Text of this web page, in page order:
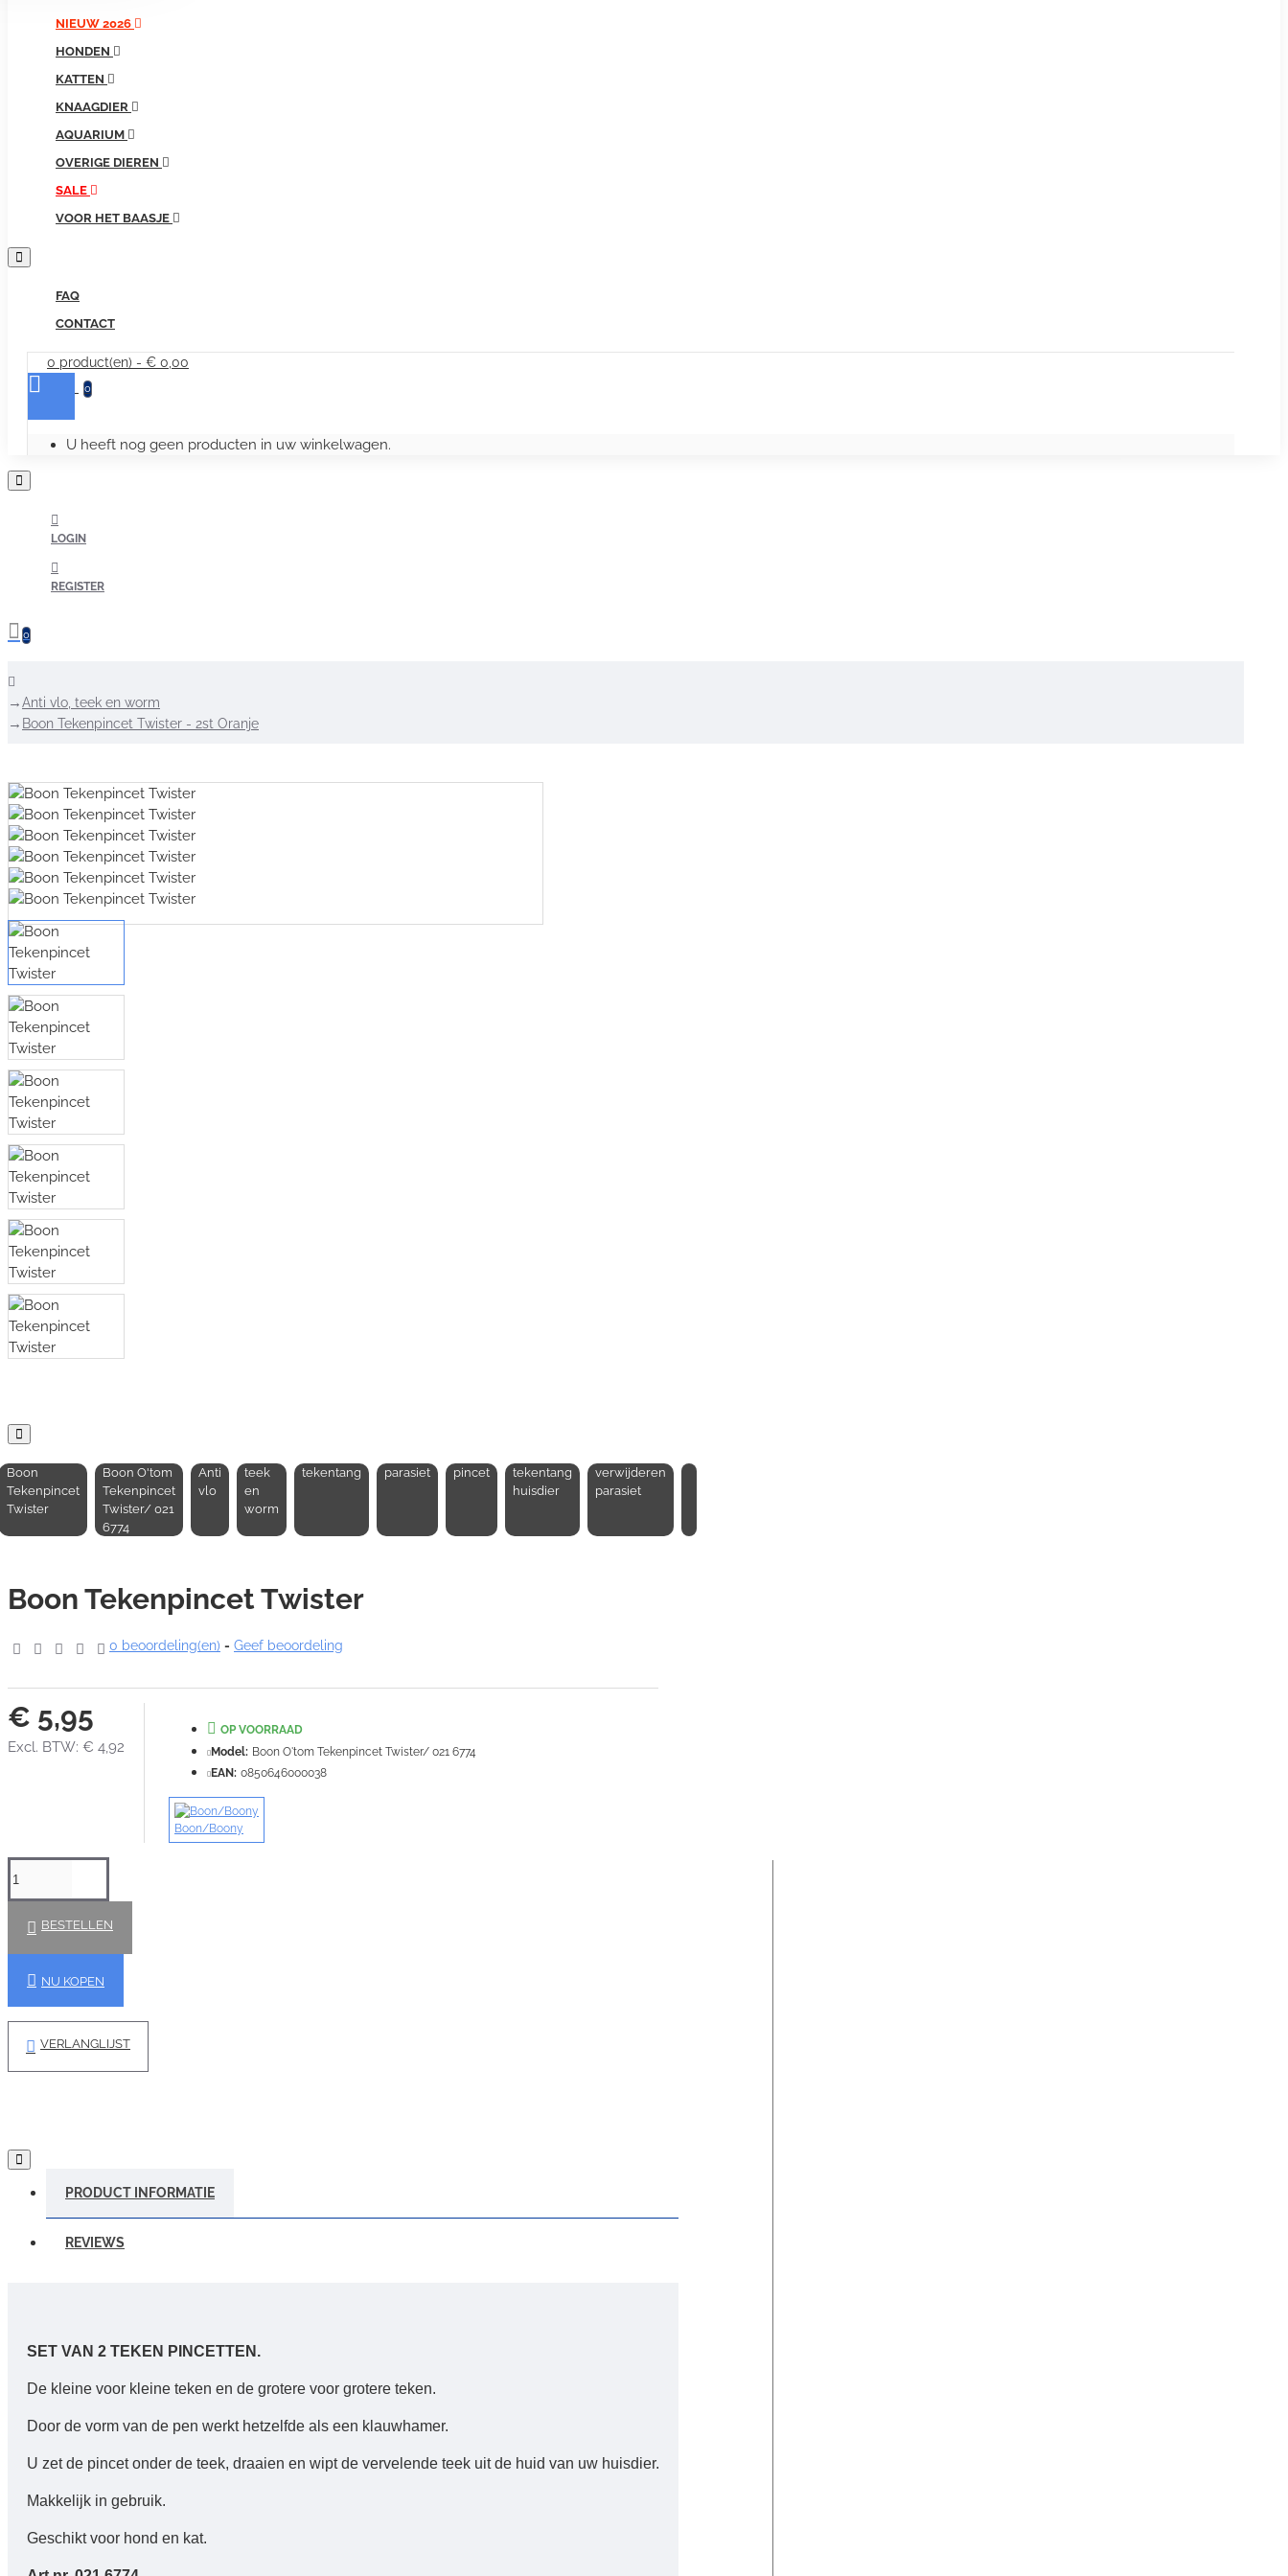
NIEUW 2026
HONDEN
KATTEN
KNAAGDIER
AQUARIUM
OVERIGE DIEREN
SALE
VOOR HET BAASJE
FAQ
CONTACT
0 product(en) - € 0,00
0
U heeft nog geen producten in uw winkelwagen.
LOGIN
REGISTER
0
Anti vlo, teek en worm
Boon Tekenpincet Twister - 2st Oranje
Boon
Tekenpincet
Twister
Boon O'tom
Tekenpincet
Twister/ 021
6774
Anti
vlo
teek
en
worm
tekentang parasiet pincet
tekentang
huisdier
verwijderen
parasiet
Boon Tekenpincet Twister
0 beoordeling(en) - Geef beoordeling
€ 5,95
Excl. BTW: € 4,92
OP VOORRAAD
Model: Boon O'tom Tekenpincet Twister/ 021 6774
EAN: 0850646000038
Boon/Boony
BESTELLEN
NU KOPEN
VERLANGLIJST
PRODUCT INFORMATIE
REVIEWS
SET VAN 2 TEKEN PINCETTEN.
De kleine voor kleine teken en de grotere voor grotere teken.
Door de vorm van de pen werkt hetzelfde als een klauwhamer.
U zet de pincet onder de teek, draaien en wipt de vervelende teek uit de huid van uw huisdier.
Makkelijk in gebruik.
Geschikt voor hond en kat.